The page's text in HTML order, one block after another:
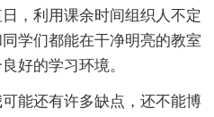
，利用课余时间组织人不定
学们都能在干净明亮的教室
好的学习环境。
能还有许多缺点，还不能博